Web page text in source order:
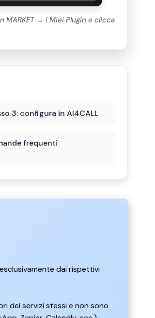
MARKET → I Miei Plugin e clicca
3: configura in AI4CALL
frequenti
dai rispettivi
dei servizi stessi e non sono